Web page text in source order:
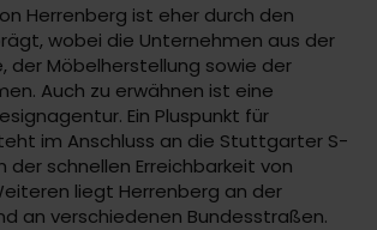
Herrenberg ist eher durch den
wobei die Unternehmen aus der
der Möbelherstellung sowie der
Auch zu erwähnen ist eine
Ein Pluspunkt für
im Anschluss an die Stuttgarter S-
der schnellen Erreichbarkeit von
liegt Herrenberg an der
an verschiedenen Bundesstraßen.